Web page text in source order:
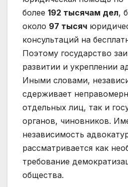
более 192 тысячам дел,
около 97 тысяч
консультаций на
Поэтому государство
развитии и укреплении
Иными словами,
сдерживает
отдельных лиц, так и
органов, чиновников.
независимость
рассматривается как
требование
общества.